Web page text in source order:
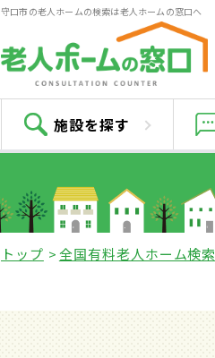
守口市の老人ホームの検索は老人ホームの窓口へ
施設を探す
トップ 全国有料老人ホーム検索